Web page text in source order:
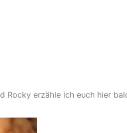
Rocky erzähle ich euch hier